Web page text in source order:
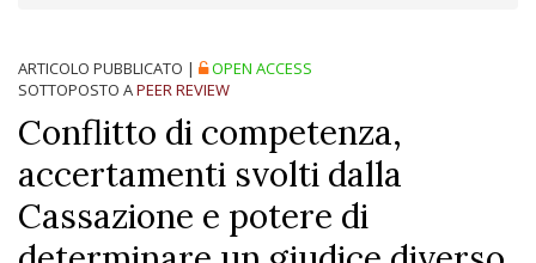
ARTICOLO PUBBLICATO |
OPEN ACCESS
SOTTOPOSTO APEER REVIEW
Conflitto di competenza,
accertamenti svolti dalla
Cassazione e potere di